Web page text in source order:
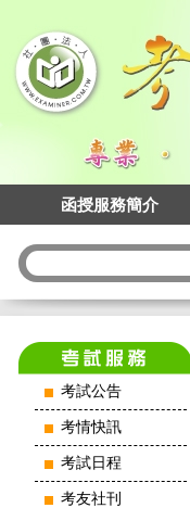
函授服務簡介
考試公告
考情快訊
考試日程
考友社刊